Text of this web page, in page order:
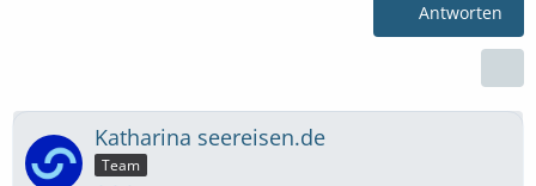
Antworten
Katharina seereisen.de
Team